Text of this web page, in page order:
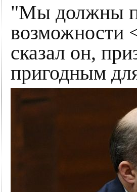
"Мы должны
возможности
сказал он,
пригодным